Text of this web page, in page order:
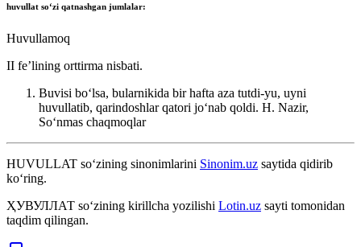
huvullat soʻzi qatnashgan jumlalar:
Huvullamoq
II feʼlining orttirma nisbati.
Buvisi boʻlsa, bularnikida bir hafta aza tutdi-yu, uyni
huvullatib, qarindoshlar qatori joʻnab qoldi. H. Nazir,
Soʻnmas chaqmoqlar
HUVULLAT so‘zining sinonimlarini Sinonim.uz saytida qidirib
ko‘ring.
ҲУВУЛЛАТ so‘zining kirillcha yozilishi Lotin.uz sayti tomonidan
taqdim qilingan.